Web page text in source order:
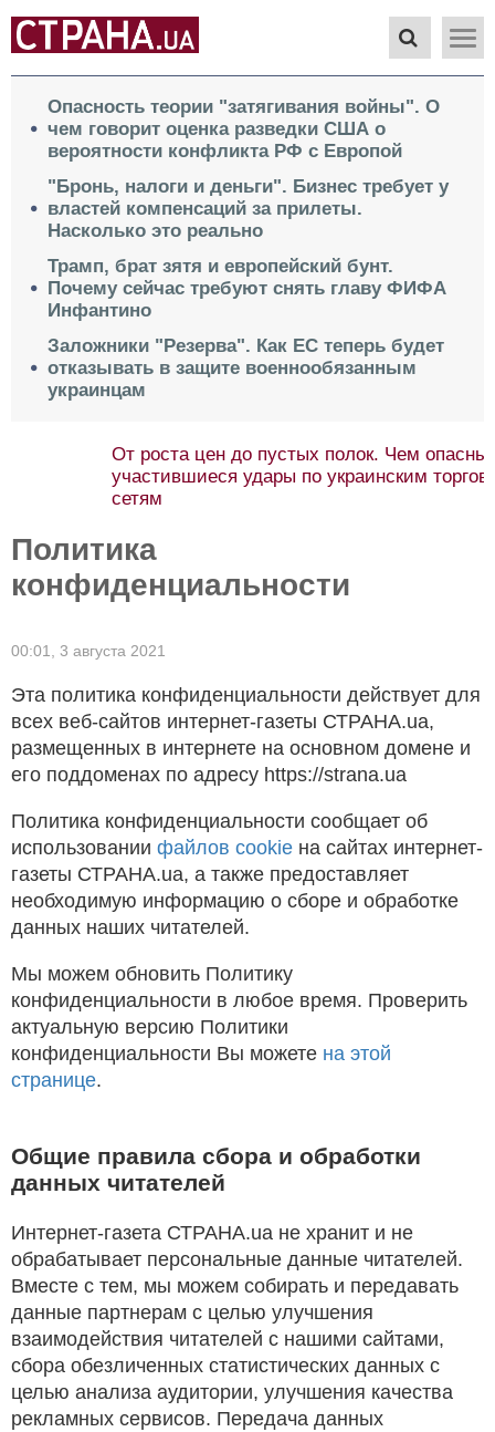
Опасность теории "затягивания войны". О
чем говорит оценка разведки США о
вероятности конфликта РФ с Европой
"Бронь, налоги и деньги". Бизнес требует у
властей компенсаций за прилеты.
Насколько это реально
Трамп, брат зятя и европейский бунт.
Почему сейчас требуют снять главу ФИФА
Инфантино
Заложники "Резерва". Как ЕС теперь будет
отказывать в защите военнообязанным
украинцам
От роста цен до пустых полок. Чем опасны
участившиеся удары по украинским торговым
Политика
конфиденциальности
00:01, 3 августа 2021
Эта политика конфиденциальности действует для
всех веб-сайтов интернет-газеты СТРАНА.ua,
размещенных в интернете на основном домене и
его поддоменах по адресу https://strana.ua
Политика конфиденциальности сообщает об
использовании файлов cookie на сайтах интернет-
газеты СТРАНА.ua, а также предоставляет
необходимую информацию о сборе и обработке
данных наших читателей.
Мы можем обновить Политику
конфиденциальности в любое время. Проверить
актуальную версию Политики
конфиденциальности Вы можете на этой
странице.
Общие правила сбора и обработки
данных читателей
Интернет-газета СТРАНА.ua не хранит и не
обрабатывает персональные данные читателей.
Вместе с тем, мы можем собирать и передавать
данные партнерам с целью улучшения
взаимодействия читателей с нашими сайтами,
сбора обезличенных статистических данных с
целью анализа аудитории, улучшения качества
рекламных сервисов. Передача данных